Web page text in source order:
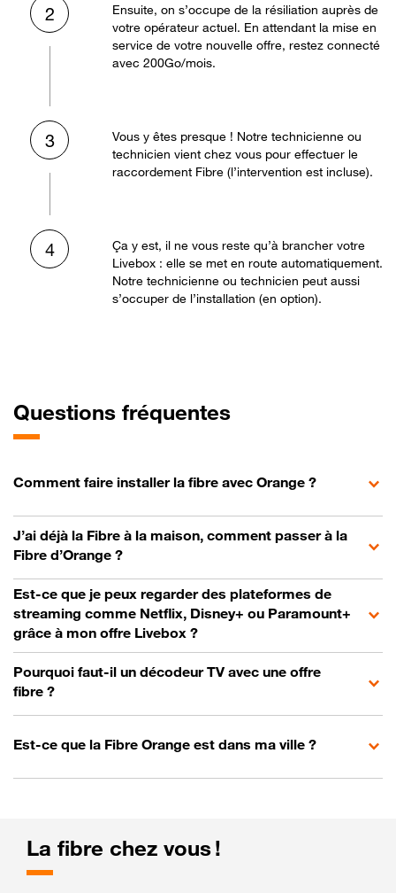
2
Ensuite, on s’occupe de la résiliation auprès de
votre opérateur actuel. En attendant la mise en
service de votre nouvelle offre, restez connecté
avec 200Go/mois.
3
Vous y êtes presque ! Notre technicienne ou
technicien vient chez vous pour effectuer le
raccordement Fibre (l’intervention est incluse).
4
Ça y est, il ne vous reste qu’à brancher votre
Livebox : elle se met en route automatiquement.
Notre technicienne ou technicien peut aussi
s’occuper de l’installation (en option).
Questions fréquentes
Comment faire installer la fibre avec Orange ?
J’ai déjà la Fibre à la maison, comment passer à la
Fibre d’Orange ?
Est-ce que je peux regarder des plateformes de
streaming comme Netflix, Disney+ ou Paramount+
grâce à mon offre Livebox ?
Pourquoi faut-il un décodeur TV avec une offre
fibre ?
Est-ce que la Fibre Orange est dans ma ville ?
La fibre chez vous !